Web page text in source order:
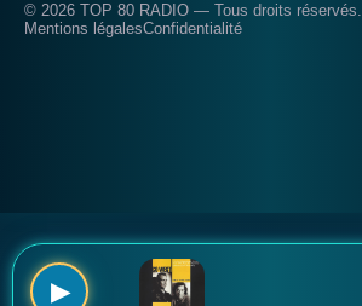
▶
© 2026 TOP 80 RADIO — Tous droits réservés.
Mentions légalesConfidentialité